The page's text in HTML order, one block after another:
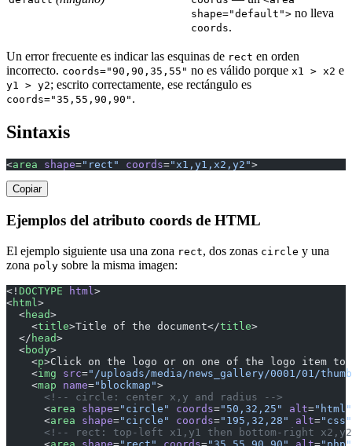
shape="default"> no lleva
coords.
Un error frecuente es indicar las esquinas de rect en orden
incorrecto. coords="90,90,35,55" no es válido porque x1 > x2 e
y1 > y2; escrito correctamente, ese rectángulo es
coords="35,55,90,90" .
Sintaxis
<area shape="rect" coords="x1,y1,x2,y2">
Copiar
Ejemplos del atributo coords de HTML
El ejemplo siguiente usa una zona rect, dos zonas circle y una
zona poly sobre la misma imagen:
<! DOCTYPE html >
<html >
  <
head>
    <
title>Title of the document</title>
  </
head>
  <
body>
    <
p>Click on the logo or on one of the logo item
    <
img src="/uploads/media/news_gallery/0001/01/
    <
map name="blockmap">
      <!-- circle: center x,y and radius -->
      <
area shape="circle" coords="50,32,25" alt="html"
      <
area shape="circle" coords="195,32,28" alt="css"
<!-- rect: top-left x1,y1 then bottom-right